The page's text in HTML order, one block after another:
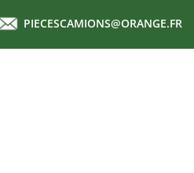
PIECESCAMIONS@ORANGE.FR